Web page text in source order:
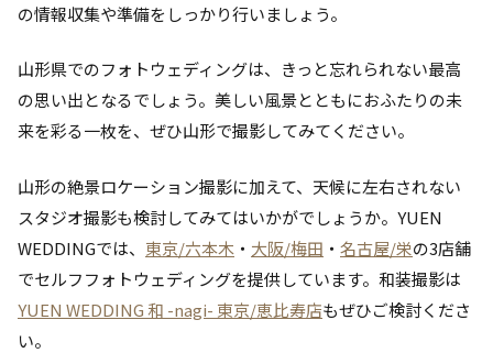
の情報収集や準備をしっかり行いましょう。
山形県でのフォトウェディングは、きっと忘れられない最高
の思い出となるでしょう。美しい風景とともにおふたりの未
来を彩る一枚を、ぜひ山形で撮影してみてください。
山形の絶景ロケーション撮影に加えて、天候に左右されない
スタジオ撮影も検討してみてはいかがでしょうか。YUEN
WEDDINGでは、 東京/六本木 ・ 大阪/梅田 ・ 名古屋/栄の3店舗
でセルフフォトウェディングを提供しています。和装撮影は
YUEN WEDDING 和 -nagi- 東京/恵比寿店もぜひご検討くださ
い。